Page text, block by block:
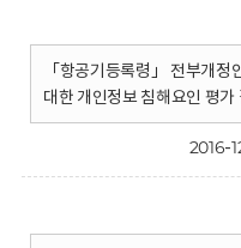
「항공기등록령」 전부개
대한 개인정보 침해요인 평가
2016-